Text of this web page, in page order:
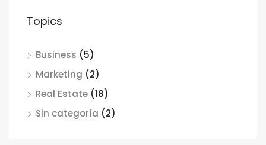
Topics
Business (5)
Marketing (2)
Real Estate (18)
Sin categoría (2)